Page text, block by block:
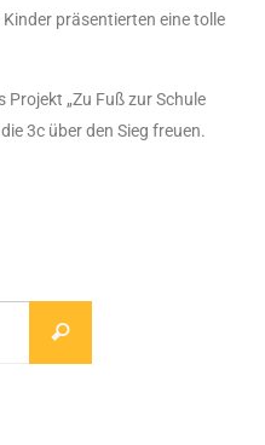
präsentierten eine tolle
„Zu Fuß zur Schule
3c über den Sieg freuen.